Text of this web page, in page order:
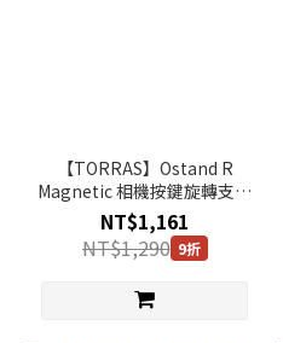
【TORRAS】Ostand R
Magnetic 相機按鍵旋轉支架
防摔手機殼 iPhone 17系列
NT$1,161
NT$1,290 9折